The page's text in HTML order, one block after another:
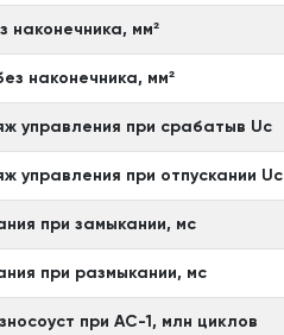
наконечника, мм²
наконечника, мм²
управления при срабатыв Uc
управления при отпускании Uc
при замыкании, мс
при размыкании, мс
при АС-1, млн циклов